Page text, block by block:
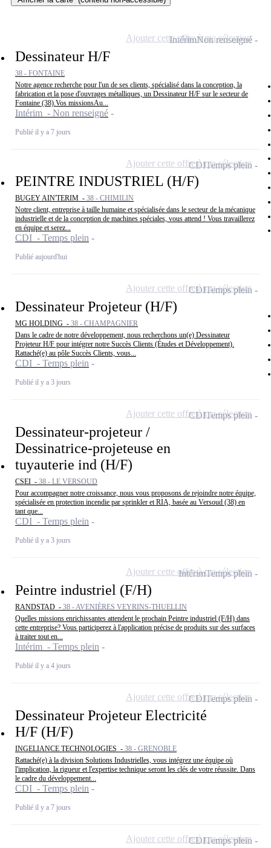
Dessinateur H/F
38 - FONTAINE
Notre agence recherche pour l'un de ses clients, spécialisé dans la conception, la
fabrication et la pose d'ouvrages métalliques, un Dessinateur H/F sur le secteur de
Fontaine (38).Vos missionsAu...
Intérim - Non renseigné
Publié il y a 7 jours
IntérimNon renseigné
Ajouter cette offre à ma sélection
PEINTRE INDUSTRIEL (H/F)
BUGEY AIN'TERIM - 38 - CHIMILIN
Notre client, entreprise à taille humaine et spécialisée dans le secteur de la mécanique
industrielle et de la conception de machines spéciales, vous attend ! Vous travaillerez
en équipe et serez...
CDI - Temps plein
Publié aujourd'hui
CDITemps plein
Ajouter cette offre à ma sélection
Dessinateur Projeteur (H/F)
MG HOLDING - 38 - CHAMPAGNIER
Dans le cadre de notre développement, nous recherchons un(e) Dessinateur
Projeteur H/F pour intégrer notre Succès Clients (Études et Développement).
Rattaché(e) au pôle Succès Clients, vous...
CDI - Temps plein
Publié il y a 3 jours
CDITemps plein
Ajouter cette offre à ma sélection
Dessinateur-projeteur /
Dessinatrice-projeteuse en
tuyauterie ind (H/F)
CSEI - 38 - LE VERSOUD
Pour accompagner notre croissance, nous vous proposons de rejoindre notre équipe,
spécialisée en protection incendie par sprinkler et RIA, basée au Versoud (38) en
tant que...
CDI - Temps plein
Publié il y a 3 jours
CDITemps plein
Ajouter cette offre à ma sélection
Peintre industriel (F/H)
RANDSTAD - 38 - AVENIÈRES VEYRINS-THUELLIN
Quelles missions enrichissantes attendent le prochain Peintre industriel (F/H) dans
cette entreprise? Vous participerez à l'application précise de produits sur des surfaces
à traiter tout en...
Intérim - Temps plein
Publié il y a 4 jours
IntérimTemps plein
Ajouter cette offre à ma sélection
Dessinateur Projeteur Electricité
H/F (H/F)
INGELIANCE TECHNOLOGIES - 38 - GRENOBLE
Rattaché(e) à la division Solutions Industrielles, vous intégrez une équipe où
l'implication, la rigueur et l'expertise technique seront les clés de votre réussite. Dans
le cadre du développement...
CDI - Temps plein
Publié il y a 7 jours
CDITemps plein
Ajouter cette offre à ma sélection
CDITemps plein
Ajouter cette offre à ma sélection